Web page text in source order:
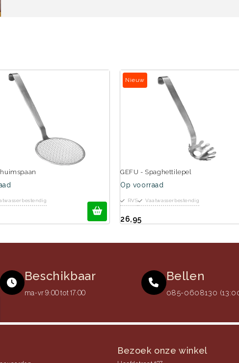
Nieuw
GEFU - Spaghettilepel
Op voorraad
RVS Vaatwasserbestendig
26,95
Beschikbaar
ma-vr 9:00 tot 17:00
Bellen
085-0608130
Bezoek onze winkel